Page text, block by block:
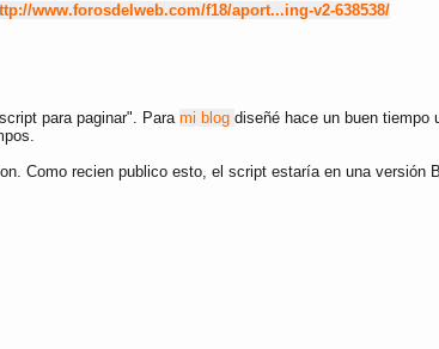
www.forosdelweb.com/f18/aport...ing-v2-638538/
para paginar". Para mi blog diseñé hace un buen tiempo
Como recien publico esto, el script estaría en una versión